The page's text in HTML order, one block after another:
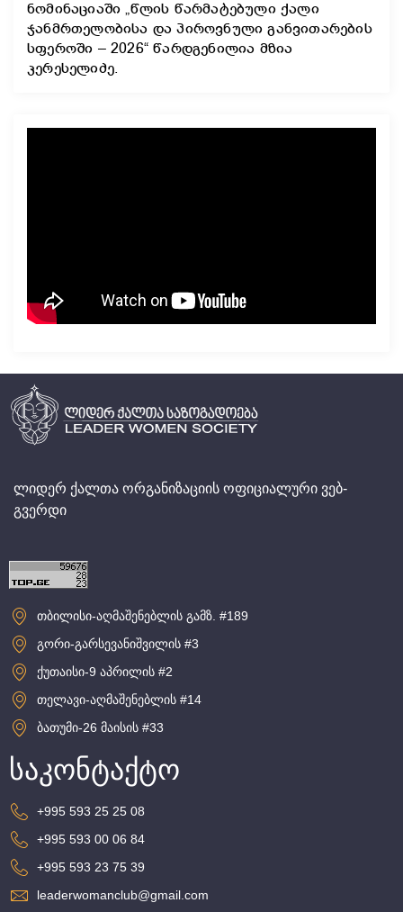
ნომინაციაში „წლის წარმატებული ქალი
ჯანმრთელობისა და პიროვნული განვითარების
სფეროში – 2026“ წარდგენილია მზია
კერესელიძე.
ლიდერ ქალთა ორგანიზაციის ოფიციალური ვებ-
გვერდი
თბილისი-აღმაშენებლის გამზ. #189
გორი-გარსევანიშვილის #3
ქუთაისი-9 აპრილის #2
თელავი-აღმაშენებლის #14
ბათუმი-26 მაისის #33
საკონტაქტო
+995 593 25 25 08
+995 593 00 06 84
+995 593 23 75 39
leaderwomanclub@gmail.com